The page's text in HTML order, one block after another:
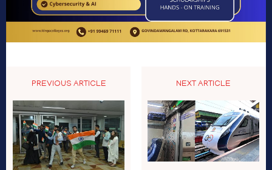
PREVIOUS ARTICLE NEXT ARTICLE